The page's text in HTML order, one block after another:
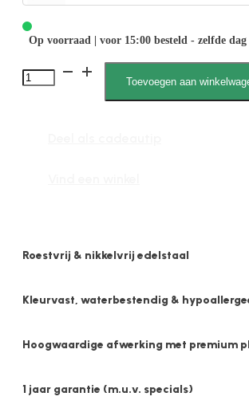
Op voorraad | voor 15:00 besteld - zelfde dag
Mare
Toevoegen aan
Roestvrij & nikkelvrij edelstaal
Kleurvast, waterbestendig &
Hoogwaardige afwerking met premium
1 jaar garantie (m.u.v. specials)